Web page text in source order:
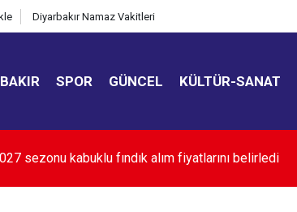
Diyarbakır Namaz Vakitleri
SPOR GÜNCEL KÜLTÜR-SANAT
"C" rol grubu hastane statüsüne yükseltildi